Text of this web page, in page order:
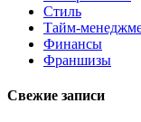
Стиль
Тайм-
Финансы
Франшизы
Свежие записи